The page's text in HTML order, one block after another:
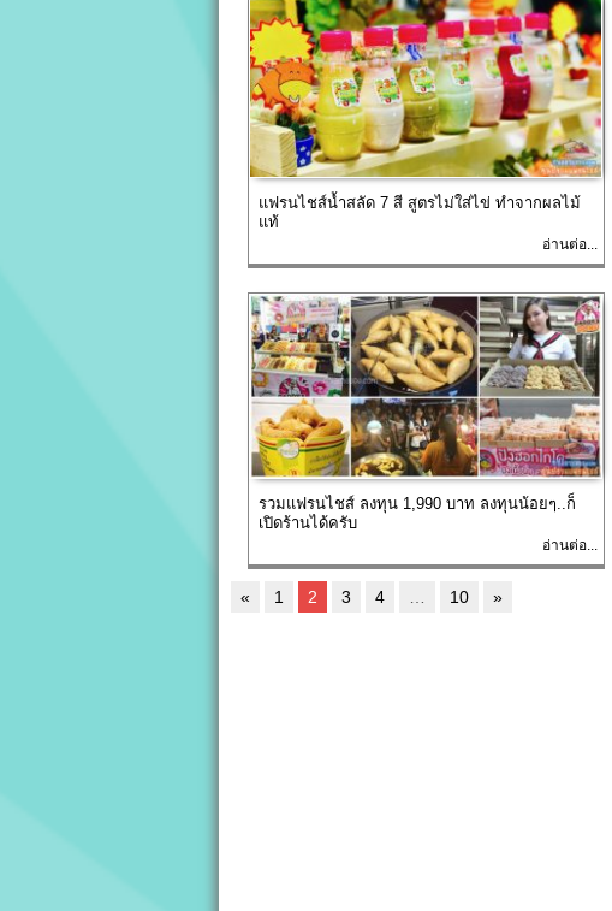
แฟรนไชส์น้ำสลัด 7 สี สูตรไม่ใส่ไข่ ทำจากผลไม้
แท้
อ่านต่อ...
รวมแฟรนไชส์ ลงทุน 1,990 บาท ลงทุนน้อยๆ..ก็
เปิดร้านได้ครับ
อ่านต่อ...
« 1 2 3 4 10 »